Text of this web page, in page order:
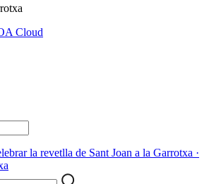
Cloud
la revetlla de Sant Joan a la Garrotxa ·